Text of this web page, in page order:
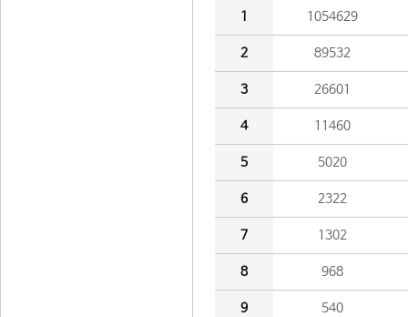
1 1054629
2 89532
3 26601
4 11460
5 5020
6 2322
7 1302
8 968
9 540